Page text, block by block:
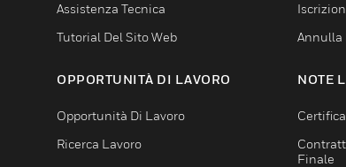
Assistenza Tecnica
Tutorial Del Sito Web
OPPORTUNITÀ DI LAVORO
Opportunità Di Lavoro
Ricerca Lavoro
Annulla
NOTE
Finale